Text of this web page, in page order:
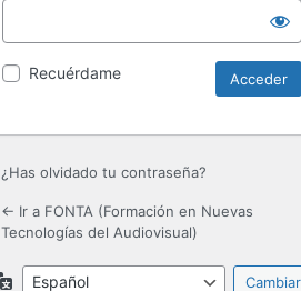
Recuérdame
¿Has olvidado tu contraseña?
← Ir a FONTA (Formación en Nuevas
Tecnologías del Audiovisual)
Idioma